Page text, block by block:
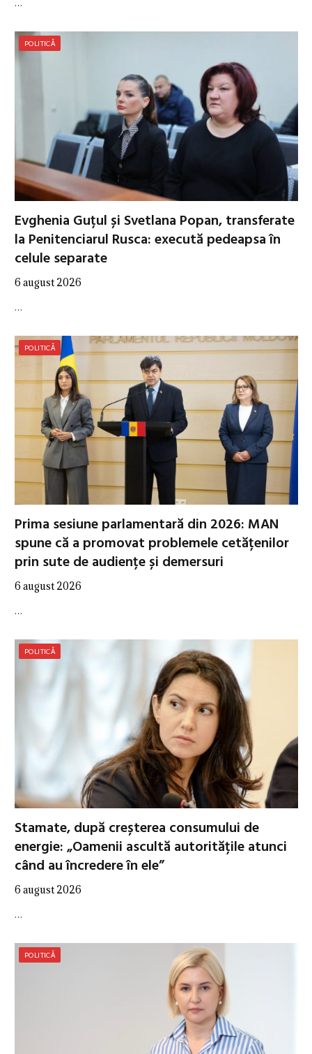
…
POLITICĂ
Evghenia Guțul și Svetlana Popan, transferate
la Penitenciarul Rusca: execută pedeapsa în
celule separate
6 august 2026
…
POLITICĂ
Prima sesiune parlamentară din 2026: MAN
spune că a promovat problemele cetățenilor
prin sute de audiențe și demersuri
6 august 2026
…
POLITICĂ
Stamate, după creșterea consumului de
energie: „Oamenii ascultă autoritățile atunci
când au încredere în ele”
6 august 2026
…
POLITICĂ